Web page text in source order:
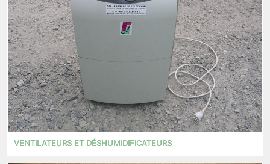
VENTILATEURS ET DÉSHUMIDIFICATEURS